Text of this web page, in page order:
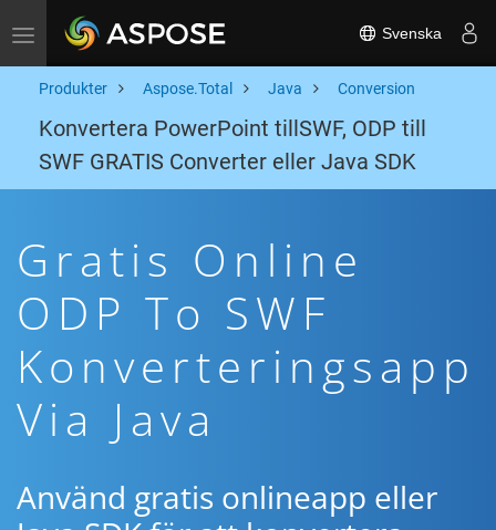
Toggle navigation Svenska
Produkter Aspose.Total Java Conversion
Konvertera PowerPoint tillSWF, ODP till
SWF GRATIS Converter eller Java SDK
Gratis Online
ODP To SWF
Konverteringsapp
Via Java
Använd gratis onlineapp eller